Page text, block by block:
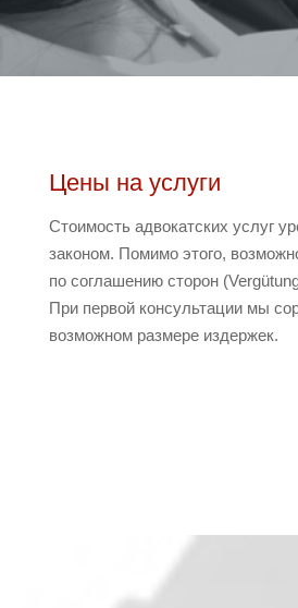
Цены на услуги
Стоимость адвокатских услуг
законом. Помимо этого,
по соглашению сторон
При первой консультации мы
возможном размере издержек.